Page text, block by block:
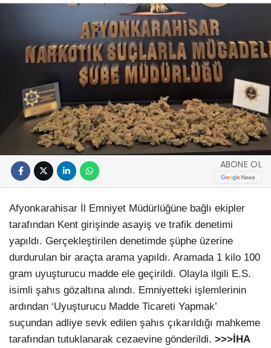
ABONE OL
Afyonkarahisar İl Emniyet Müdürlüğüne bağlı ekipler
tarafından Kent girişinde asayiş ve trafik denetimi
yapıldı. Gerçekleştirilen denetimde şüphe üzerine
durdurulan bir araçta arama yapıldı. Aramada 1 kilo 100
gram uyuşturucu madde ele geçirildi. Olayla ilgili E.S.
isimli şahıs gözaltına alındı. Emniyetteki işlemlerinin
ardından ‘Uyuşturucu Madde Ticareti Yapmak’
suçundan adliye sevk edilen şahıs çıkarıldığı mahkeme
tarafından tutuklanarak cezaevine gönderildi. >>>İHA